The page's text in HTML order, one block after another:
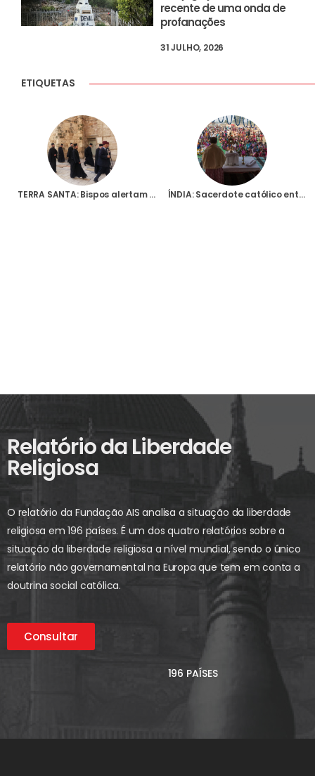
recente de uma onda de
profanações
31 JULHO, 2026
ETIQUETAS
TERRA SANTA: Bispos alertam para “a ameaça extrema” que os cristãos enfrentam na região ÍNDIA: Sacerdote católico entre os detidos pela polícia em Madhya Pradesh, ao abrigo da lei anti conversão
Relatório da Liberdade
Religiosa
O relatório da Fundação AIS analisa a situação da liberdade
religiosa em 196 países. É um dos quatro relatórios sobre a
situação da liberdade religiosa a nível mundial, sendo o único
relatório não governamental na Europa que tem em conta a
doutrina social católica.
Consultar
196 PAÍSES